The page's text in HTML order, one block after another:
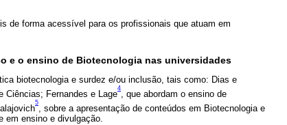
de forma acessível para os profissionais que atuam em
e o ensino de Biotecnologia nas universidades
biotecnologia e surdez e/ou inclusão, tais como: Dias e
Ciências; Fernandes e Lage
4
, que abordam o ensino de
5
, sobre a apresentação de conteúdos em Biotecnologia e
em ensino e divulgação.